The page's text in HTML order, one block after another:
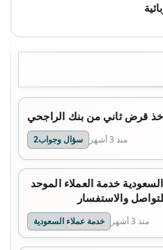
قرض ثاني من بنك الراجحي
منذ 3 أشهر سؤال وجواب2
خدمة العملاء الموحد
منذ 3 أشهر خدمة عملاء السعودية